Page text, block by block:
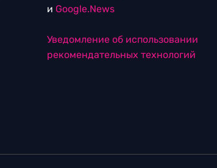
и Google.News
Уведомление об использовании
рекомендательных технологий